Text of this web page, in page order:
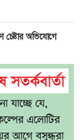
চেষ্টার অভিযোগে